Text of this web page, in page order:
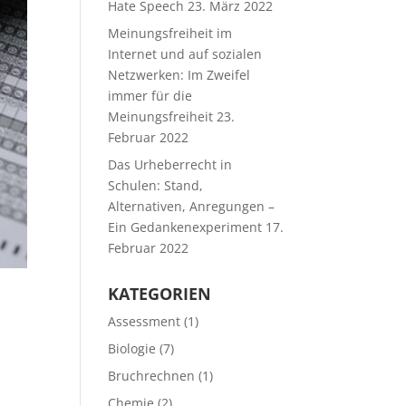
Hate Speech 23. März 2022
Meinungsfreiheit im
Internet und auf sozialen
Netzwerken: Im Zweifel
immer für die
Meinungsfreiheit 23.
Februar 2022
Das Urheberrecht in
Schulen: Stand,
Alternativen, Anregungen –
Ein Gedankenexperiment 17.
Februar 2022
KATEGORIEN
Assessment (1)
Biologie (7)
Bruchrechnen (1)